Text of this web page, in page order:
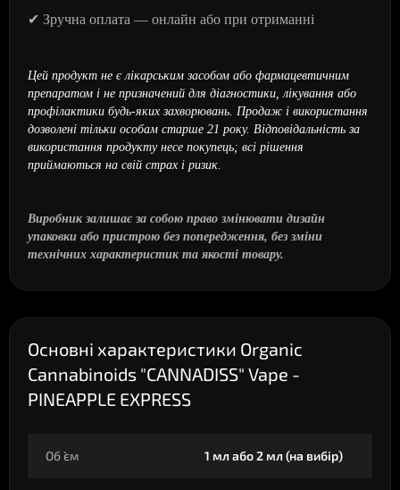
✔ Зручна оплата — онлайн або при отриманні
Цей продукт не є лікарським засобом або фармацевтичним
препаратом і не призначений для діагностики, лікування або
профілактики будь-яких захворювань. Продаж і використання
дозволені тільки особам старше 21 року. Відповідальність за
використання продукту несе покупець; всі рішення
приймаються на свій страх і ризик.
Виробник залишає за собою право змінювати дизайн
упаковки або пристрою без попередження, без зміни
технічних характеристик та якості товару.
Основні характеристики Organic
Cannabinoids "CANNADISS" Vape -
PINEAPPLE EXPRESS
Об `єм 1 мл або 2 мл (на вибір)